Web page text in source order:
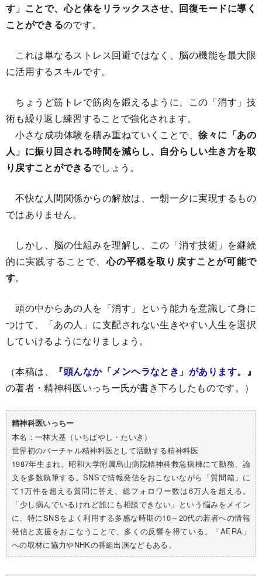
す」ことで、心と体をリラックスさせ、回復モードに導く
ことができるのです。
これは単なるストレス回避ではなく、脳の機能を最大限
に活用するスキルです。
ちょうど筋トレで筋肉を鍛えるように、この「消す」技
術も繰り返し練習することで強化されます。
小さな成功体験を積み重ねていくことで、徐々に「あの
人」に振り回される時間を減らし、自分らしい生き方を取
り戻すことができるでしょう。
不快な人間関係からの解放は、一朝一夕に実現するもの
ではありません。
しかし、脳の仕組みを理解し、この「消す技術」を継続
的に実践することで、心の平穏を取り戻すことが可能で
す。
頭の中からあの人を「消す」という能力を意識して身に
つけて、「あの人」に支配されない生きやすい人生を選択
していけるようになりましょう。
（本稿は、 『頭んなか「メンヘラなとき」があります。 』
の著者・精神科医いっちー氏が書き下ろしたものです。）
精神科医いっちー
本名：一林大基（いちばやし・たいき）
世界初のバーチャル精神科医として活動する精神科医
1987年生まれ。昭和大学附属烏山病院精神科救急病棟にて勤務、論
文を多数執筆する。SNSで情報発信をおこないながら「質問箱」に
て1万件を超える質問に答え、総フォロワー数は6万人を超える。
「少し病んでいるけれど誰にも相談できない」という悩みをメイン
に、特にSNSをよく利用する多感な時期の10～20代の若者への情報
発信と支援をおこなうことで、多くの反響を得ている。「AERA」
への取材に協力やNHKの番組出演などもある。